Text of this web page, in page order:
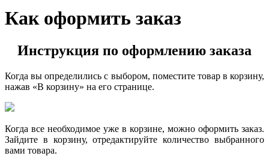
Как оформить заказ
Инструкция по оформлению заказа
Когда вы определились с выбором, поместите товар в корзину,
нажав «В корзину» на его странице.
Когда все необходимое уже в корзине, можно оформить заказ.
Зайдите в корзину, отредактируйте количество выбранного
вами товара.